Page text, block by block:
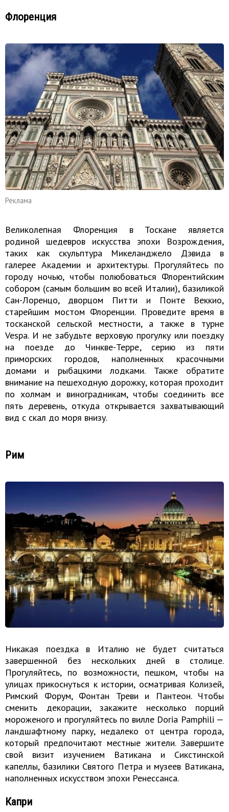
Флоренция
Реклама
Великолепная Флоренция в Тоскане является
родиной шедевров искусства эпохи Возрождения,
таких как скульптура Микеланджело Дэвида в
галерее Академии и архитектуры. Прогуляйтесь по
городу ночью, чтобы полюбоваться Флорентийским
собором (самым большим во всей Италии), базиликой
Сан-Лоренцо, дворцом Питти и Понте Веккио,
старейшим мостом Флоренции. Проведите время в
тосканской сельской местности, а также в турне
Vespa. И не забудьте верховую прогулку или поездку
на поезде до Чинкве-Терре, серию из пяти
приморских городов, наполненных красочными
домами и рыбацкими лодками. Также обратите
внимание на пешеходную дорожку, которая проходит
по холмам и виноградникам, чтобы соединить все
пять деревень, откуда открывается захватывающий
вид с скал до моря внизу.
Рим
Никакая поездка в Италию не будет считаться
завершенной без нескольких дней в столице.
Прогуляйтесь, по возможности, пешком, чтобы на
улицах прикоснуться к истории, осматривая Колизей,
Римский Форум, Фонтан Треви и Пантеон. Чтобы
сменить декорации, закажите несколько порций
мороженого и прогуляйтесь по вилле Doria Pamphili —
ландшафтному парку, недалеко от центра города,
который предпочитают местные жители. Завершите
свой визит изучением Ватикана и Сикстинской
капеллы, базилики Святого Петра и музеев Ватикана,
наполненных искусством эпохи Ренессанса.
Капри